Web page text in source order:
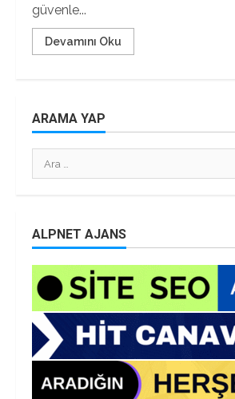
güvenle...
Devamını Oku
ARAMA YAP
Arama:
ALPNET AJANS